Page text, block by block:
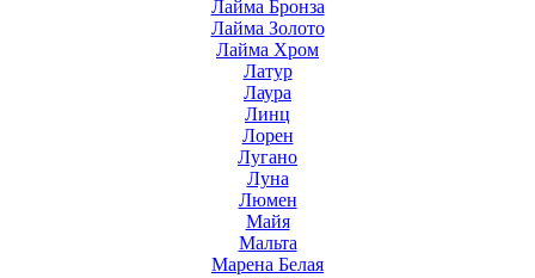
Лайма Бронза
Лайма Золото
Лайма Хром
Латур
Лаура
Линц
Лорен
Лугано
Луна
Люмен
Майя
Мальта
Марена Белая